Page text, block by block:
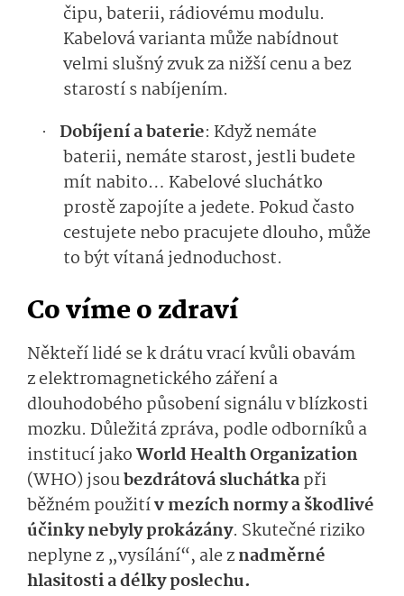
čipu, baterii, rádiovému modulu.
Kabelová varianta může nabídnout
velmi slušný zvuk za nižší cenu a bez
starostí s nabíjením.
· Dobíjení a baterie: Když nemáte
baterii, nemáte starost, jestli budete
mít nabito… Kabelové sluchátko
prostě zapojíte a jedete. Pokud často
cestujete nebo pracujete dlouho, může
to být vítaná jednoduchost.
Co víme o zdraví
Někteří lidé se k drátu vrací kvůli obavám
z elektromagne­tického záření a
dlouhodobého působení signálu v blízkosti
mozku. Důležitá zpráva, podle odborníků a
institucí jakoWorld Health Organization
(WHO) jsoubezdrátová sluchátkapři
běžném použitív mezích normy a škodlivé
účinky nebyly prokázány. Skutečné riziko
neplyne z „vysílání“, ale znadměrné
hlasitosti a délky poslechu.